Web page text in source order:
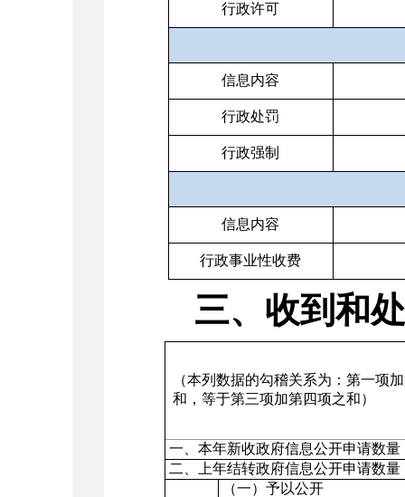
行政许可
信息内容
行政处罚
行政强制
信息内容
行政事业性收费
三、收到和
（本列数据的勾稽关系为：第一项
和，等于第三项加第四项之和）
一、本年新收政府信息公开申请数量
二、上年结转政府信息公开申请数量
（一）予以公开